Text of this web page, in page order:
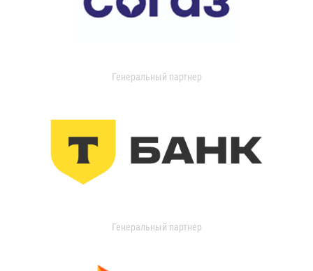
Генеральный партнер
Генеральный партнер